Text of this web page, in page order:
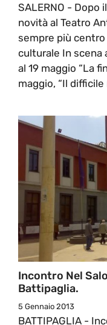
SALERNO - Dopo
novità al Teatro
sempre più
culturale In scena
al 19 maggio “La
maggio, “Il
Incontro Nel
Battipaglia.
5 Gennaio 2013
BATTIPAGLIA -